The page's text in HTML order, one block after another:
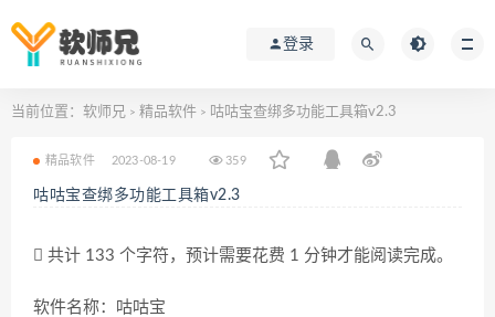
登录
当前位置： 软师兄 > 精品软件 > 咕咕宝查绑多功能工具箱v2.3
精品软件 2023-08-19 359
咕咕宝查绑多功能工具箱v2.3
共计 133 个字符，预计需要花费 1 分钟才能阅读完成。
软件名称：咕咕宝